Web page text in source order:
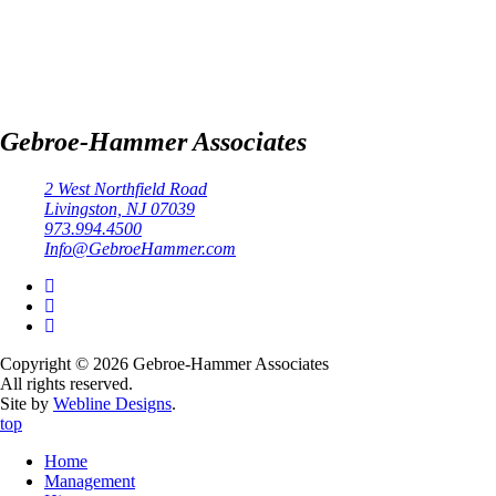
Gebroe-Hammer Associates
2 West Northfield Road
Livingston, NJ 07039
973.994.4500
Info@GebroeHammer.com
Copyright © 2026 Gebroe-Hammer Associates
All rights reserved.
Site by Webline Designs.
top
Home
Management